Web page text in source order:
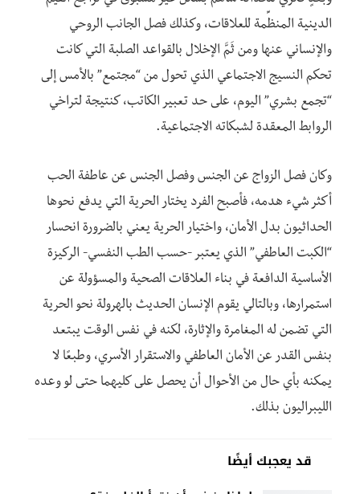
الدينية المنظِّمة للعلاقات، وكذلك فصل الجانب الروحي
والإنساني عنها ومن ثَمَّ الإخلال بالقواعد الصلبة التي كانت
تحكم النسيج الاجتماعي الذي تحول من “مجتمع” بالأمس إلى
“تجمع بشري” اليوم، على حد تعبير الكاتب، كنتيجة لتراخي
الروابط المعقدة لشبكاته الاجتماعية.
وكان فصل الزواج عن الجنس وفصل الجنس عن عاطفة الحب
أكثر شيء هدمه، فأصبح الفرد يختار الحرية التي يدفع نحوها
الحداثيون بدل الأمان، واختيار الحرية يعني بالضرورة انحسار
“الكبت العاطفي” الذي يعتبر -حسب الطب النفسي- الركيزة
الأساسية الدافعة في بناء العلاقات الصحية والمسؤولة عن
استمرارها، وبالتالي يقوم الإنسان الحديث بالهرولة نحو الحرية
التي تضمن له المغامرة والإثارة، لكنه في نفس الوقت يبتعد
بنفس القدر عن الأمان العاطفي والاستقرار الأسري، وطبعًا لا
يمكنه بأي حال من الأحوال أن يحصل على كليهما حتى لو وعده
الليبراليون بذلك.
قد يعجبك أيضًا